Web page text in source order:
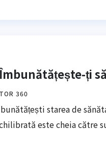
ți
360
starea de
este cheia către